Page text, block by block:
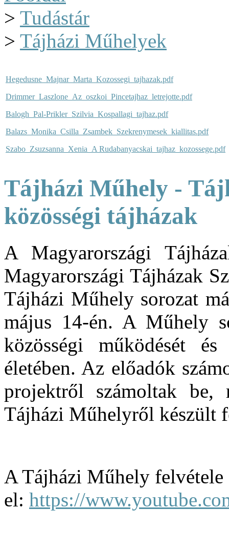
> Tudástár
> Tájházi Műhelyek
Hegedusne_Majnar_Marta_Kozossegi_tajhazak.pdf
Drimmer_Laszlone_Az_oszkoi_Pincetajhaz_letrejotte.pdf
Balogh_Pal-Prikler_Szilvia_Kospallagi_tajhaz.pdf
Balazs_Monika_Csilla_Zsambek_Szekrenymesek_kiallitas.pdf
Szabo_Zsuzsanna_Xenia_A Rudabanyacskai_tajhaz_kozossege.pdf
Tájházi Műhely -
közösségi tájházak
A Magyarországi
Magyarországi Tájházak
Tájházi Műhely sorozat
május 14-én. A Műhely
közösségi működését
életében. Az előadók
projektről számoltak be,
Tájházi Műhelyről készült
A Tájházi Műhely felvétele
el: https://